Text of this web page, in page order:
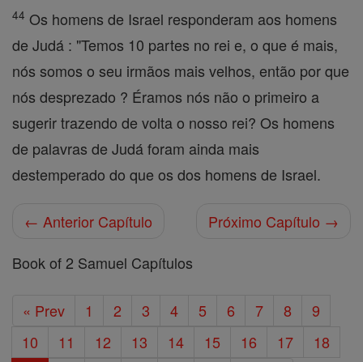
44 Os homens de Israel responderam aos homens
de Judá : "Temos 10 partes no rei e, o que é mais,
nós somos o seu irmãos mais velhos, então por que
nós desprezado ? Éramos nós não o primeiro a
sugerir trazendo de volta o nosso rei? Os homens
de palavras de Judá foram ainda mais
destemperado do que os dos homens de Israel.
← Anterior Capítulo
Próximo Capítulo →
Book of 2 Samuel Capítulos
« Prev 1 2 3 4 5 6 7 8
9
10
11 12 13 14 15 16 17
18